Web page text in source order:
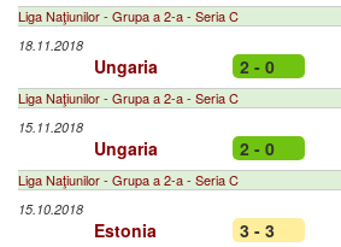
Liga Naţiunilor - Grupa a 2-a - Seria C
18.11.2018
Ungaria 2 - 0
Liga Naţiunilor - Grupa a 2-a - Seria C
15.11.2018
Ungaria 2 - 0
Liga Naţiunilor - Grupa a 2-a - Seria C
15.10.2018
Estonia 3 - 3